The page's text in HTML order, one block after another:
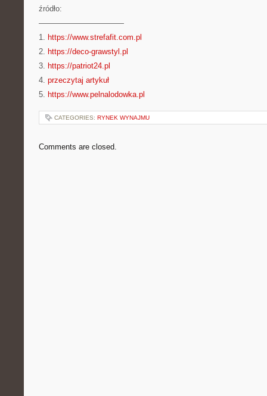
źródło:
———————————
1. https://www.strefafit.com.pl
2. https://deco-grawstyl.pl
3. https://patriot24.pl
4. przeczytaj artykuł
5. https://www.pelnalodowka.pl
CATEGORIES: RYNEK WYNAJMU
Comments are closed.